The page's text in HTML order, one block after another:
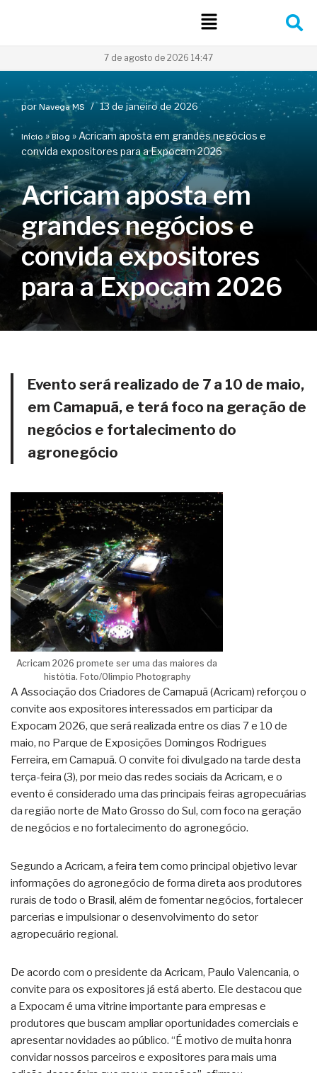
conteúdo
7 de agosto de 2026 14:47
por Navega MS 13 de janeiro de 2026
Início »Blog » Acricam aposta em grandes negócios e
convida expositores para a Expocam 2026
Acricam aposta em
grandes negócios e
convida expositores
para a Expocam 2026
Evento será realizado de 7 a 10 de maio,
em Camapuã, e terá foco na geração de
negócios e fortalecimento do
agronegócio
Acricam 2026 promete ser uma das maiores da
histótia. Foto/Olimpio Photography
A Associação dos Criadores de Camapuã (Acricam) reforçou o
convite aos expositores interessados em participar da
Expocam 2026, que será realizada entre os dias 7 e 10 de
maio, no Parque de Exposições Domingos Rodrigues
Ferreira, em Camapuã. O convite foi divulgado na tarde desta
terça-feira (3), por meio das redes sociais da Acricam, e o
evento é considerado uma das principais feiras agropecuárias
da região norte de Mato Grosso do Sul, com foco na geração
de negócios e no fortalecimento do agronegócio.
Segundo a Acricam, a feira tem como principal objetivo levar
informações do agronegócio de forma direta aos produtores
rurais de todo o Brasil, além de fomentar negócios, fortalecer
parcerias e impulsionar o desenvolvimento do setor
agropecuário regional.
De acordo com o presidente da Acricam, Paulo Valencania, o
convite para os expositores já está aberto. Ele destacou que
a Expocam é uma vitrine importante para empresas e
produtores que buscam ampliar oportunidades comerciais e
apresentar novidades ao público. “É motivo de muita honra
convidar nossos parceiros e expositores para mais uma